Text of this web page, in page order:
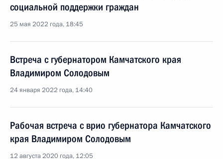
социальной поддержки граждан
25 мая 2022 года, 18:45
Встреча с губернатором Камчатского края
Владимиром Солодовым
24 января 2022 года, 14:40
Рабочая встреча с врио губернатора Камчатского
края Владимиром Солодовым
12 августа 2020 года, 12:05